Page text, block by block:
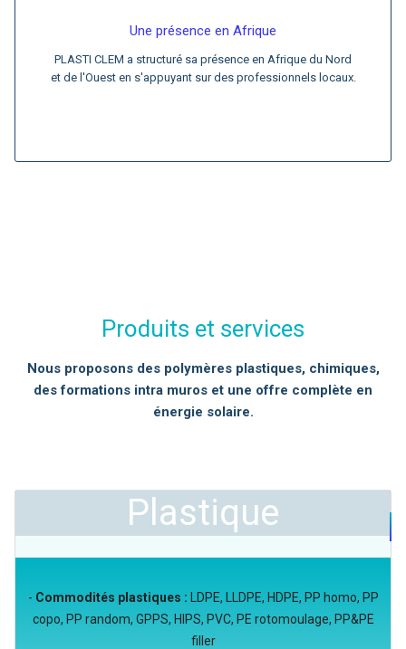
Une présence en Afrique
PLASTI CLEM a structuré sa présence en Afrique du Nord
et de l'Ouest en s'appuyant sur des professionnels locaux.
Produits et services
Nous proposons des polymères plastiques, chimiques,
des formations intra muros et une offre complète en
énergie solaire.
Plastique
- Commodités plastiques : LDPE, LLDPE, HDPE, PP homo, PP
copo, PP random, GPPS, HIPS, PVC, PE rotomoulage, PP&PE
filler